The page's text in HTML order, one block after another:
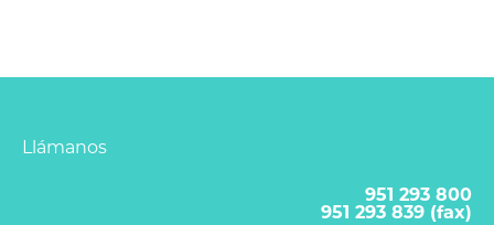
Llámanos
951 293 800
951 293 839 (fax)